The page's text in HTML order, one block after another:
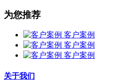
为您推荐
客户案例
客户案例
客户案例
关于我们